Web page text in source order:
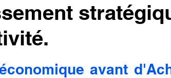
Formation 3D en ligne.
concession LV3D Franchise LV3D
sur 5.
avant